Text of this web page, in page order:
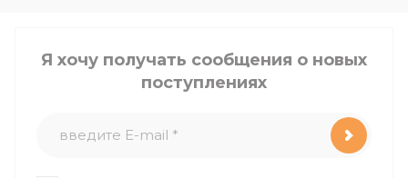
Я хочу получать сообщения о новых
поступлениях